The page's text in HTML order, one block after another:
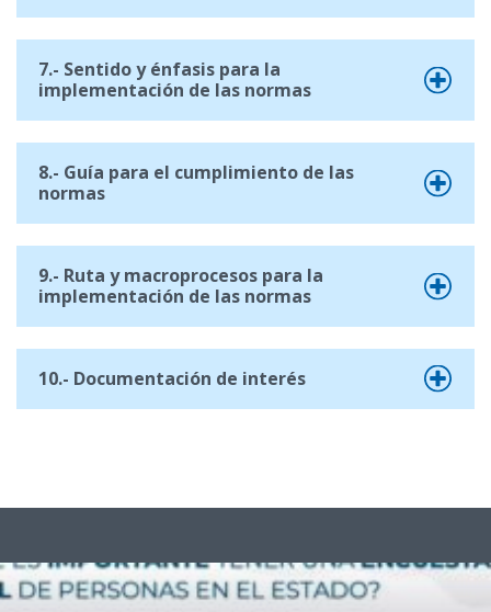
7.- Sentido y énfasis para la
implementación de las normas
8.- Guía para el cumplimiento de las
normas
9.- Ruta y macroprocesos para la
implementación de las normas
10.- Documentación de interés